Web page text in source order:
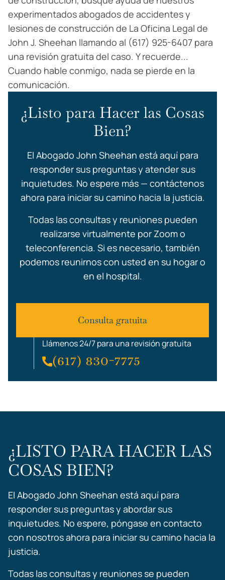
experimentados abogados de accidentes y
lesiones de construcción de La Oficina Legal de
John J. Sheehan llamando al (617) 925-6407 para
una revisión gratuita del caso. Y recuerde...
Cuando hable conmigo, nada se pierde en la
comunicación.
¿Listo para Hacer las Cosas
Bien?
El Abogado John Sheehan está aquí para
responder sus preguntas y atender sus
inquietudes. No espere más — contáctenos
ahora para iniciar su camino hacia la justicia.
Todas las consultas y reuniones pueden
realizarse virtualmente por Zoom o
teleconferencia. Si es necesario, también
podemos reunirnos con usted en su hogar o
en el hospital.
Consulta gratuita
Llámenos 24/7 para una revisión gratuita
(617) 830-7775
¿LISTO PARA HACER LAS
COSAS BIEN?
El Abogado John Sheehan está aquí para
responder sus preguntas y abordar sus
inquietudes. No espere, póngase en contacto
con nosotros ahora para iniciar su camino hacia la
justicia.
Todas las consultas y reuniones se pueden